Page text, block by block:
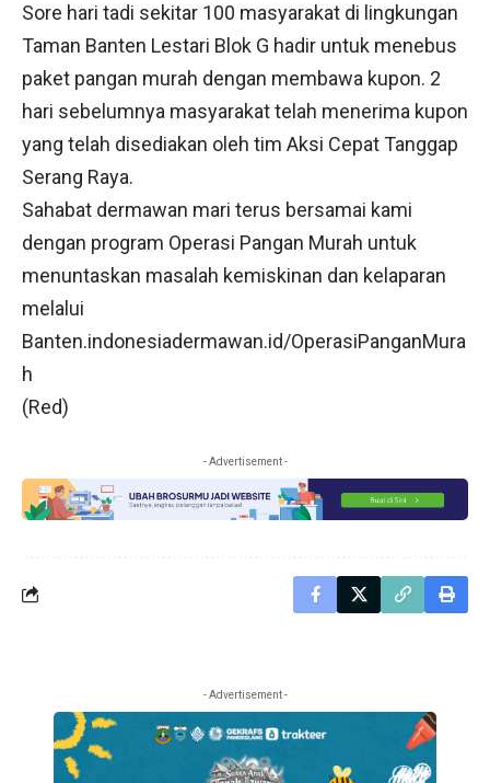
Sore hari tadi sekitar 100 masyarakat di lingkungan
Taman Banten Lestari Blok G hadir untuk menebus
paket pangan murah dengan membawa kupon. 2
hari sebelumnya masyarakat telah menerima kupon
yang telah disediakan oleh tim Aksi Cepat Tanggap
Serang Raya.
Sahabat dermawan mari terus bersamai kami
dengan program Operasi Pangan Murah untuk
menuntaskan masalah kemiskinan dan kelaparan
melalui
Banten.indonesiadermawan.id/OperasiPanganMura
h
(Red)
- Advertisement -
- Advertisement -